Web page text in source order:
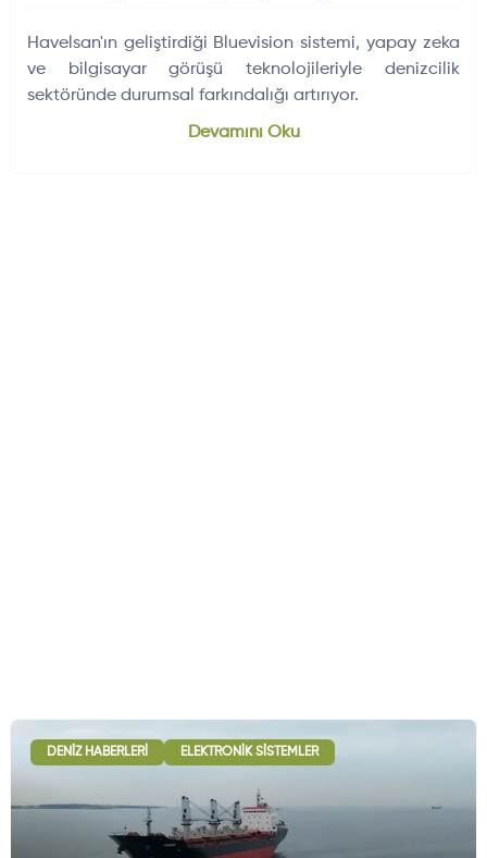
Havelsan'ın geliştirdiği Bluevision sistemi, yapay zeka
ve bilgisayar görüşü teknolojileriyle denizcilik
sektöründe durumsal farkındalığı artırıyor.
Devamını Oku
DENIZ HABERLERI ELEKTRONIK SISTEMLER